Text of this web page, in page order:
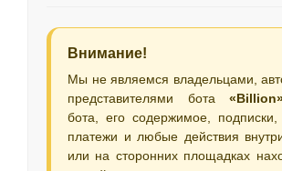
Внимание!
Мы не являемся владельцами,
представителями бота
бота, его содержимое, подписки,
платежи и любые действия
или на сторонних площадках